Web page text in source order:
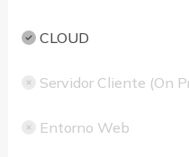
CLOUD
Servidor Cliente (On
Entorno Web